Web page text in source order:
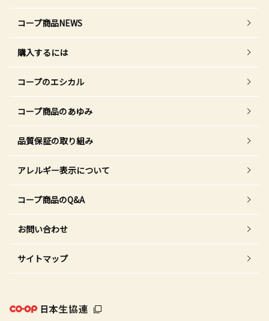
コープ商品NEWS
購入するには
コープのエシカル
コープ商品のあゆみ
品質保証の取り組み
アレルギー表示について
コープ商品のQ&A
お問い合わせ
サイトマップ